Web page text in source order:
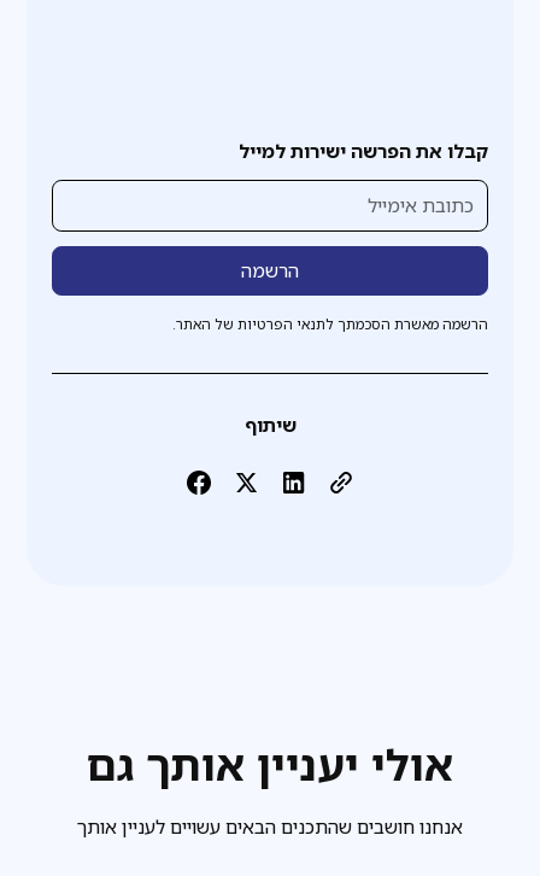
קבלו את הפרשה ישירות למייל
הרשמה מאשרת הסכמתך לתנאי הפרטיות של האתר.
שיתוף
אולי יעניין אותך גם
אנחנו חושבים שהתכנים הבאים עשויים לעניין אותך